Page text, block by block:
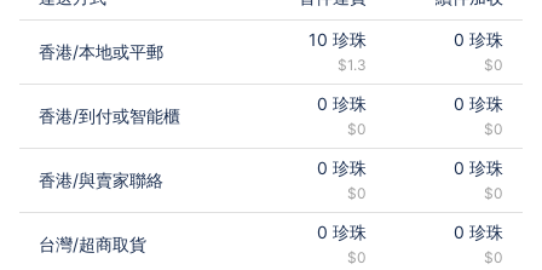
香港/本地或平郵
10 珍珠
$1.3
0 珍珠
$0
香港/到付或智能櫃
0 珍珠
$0
0 珍珠
$0
香港/與賣家聯絡
0 珍珠
$0
0 珍珠
$0
台灣/超商取貨
0 珍珠
$0
0 珍珠
$0